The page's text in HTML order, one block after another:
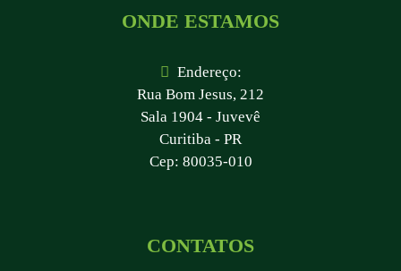
ONDE ESTAMOS
Endereço:
Rua Bom Jesus, 212
Sala 1904 - Juvevê
Curitiba - PR
Cep: 80035-010
CONTATOS